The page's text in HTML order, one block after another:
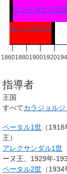
モンテネグロ公
モンテネグロ
|
1860
|
1880
|
1900
|
1920
指導者
王国
すべてカラジョル
ペータル1世 （
王）
アレクサンダル1世
ーヌ王、1929年-
ペータル2世 （